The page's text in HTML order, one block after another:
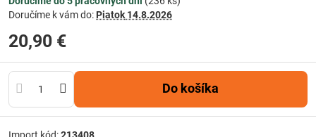
Doručíme k vám do: Piatok 14.8.2026
20,90 €
Do košíka